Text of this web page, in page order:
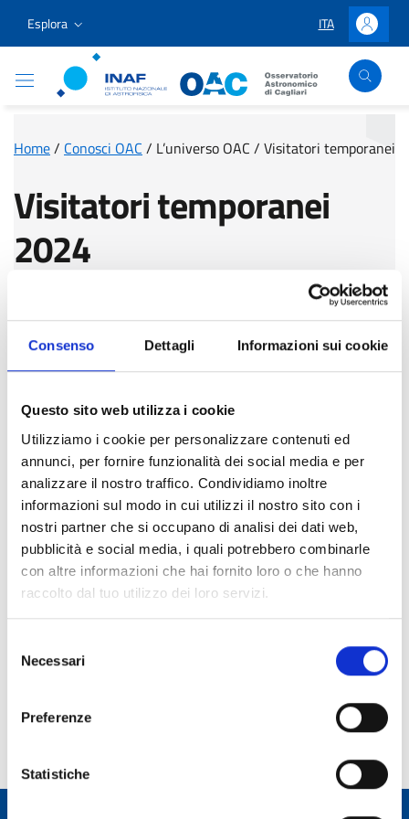
Consenso Dettagli Informazioni sui cookie
Questo sito web utilizza i cookie
Utilizziamo i cookie per personalizzare contenuti ed
annunci, per fornire funzionalità dei social media e per
analizzare il nostro traffico. Condividiamo inoltre
informazioni sul modo in cui utilizzi il nostro sito con i
nostri partner che si occupano di analisi dei dati web,
pubblicità e social media, i quali potrebbero combinarle
con altre informazioni che hai fornito loro o che hanno
raccolto dal tuo utilizzo dei loro servizi.
delNecessari
Preferenze
Statistiche
Vai ai contenuti
Vai al menu di navigazione
Vai al footer
Esplora LINGUA
ITA Accedi
Osservatorio Astronomico Cagliari
Home/ Conosci OAC / L’universo OAC / Visitatori temporanei
Visitatori temporanei
2024
Seleziona l'anno:
Luca Crepaldi
Affiliazione: Università degli Studi di Padova (Italia)
Stanza: Aula didattica
Collaboratore: Andrea Tarchi
Dal: 13/02/2024 Al: 16/02/2024